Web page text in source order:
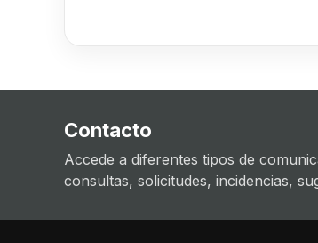
Contacto
Accede a diferentes tipos de
consultas, solicitudes, incidencias,